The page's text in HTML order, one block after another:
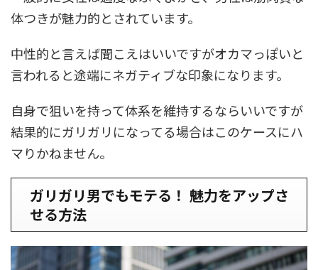
体つきが魅力的とされています。
中性的と言えば聞こえはいいですがオカマっぽいと
言われると途端にネガティブな印象になります。
自身で狙いを持って体系を維持するならいいですが
結果的にガリガリになってる場合はこのケースにハ
マりかねません。
ガリガリ男でもモテる！ 魅力をアップさ
せる方法